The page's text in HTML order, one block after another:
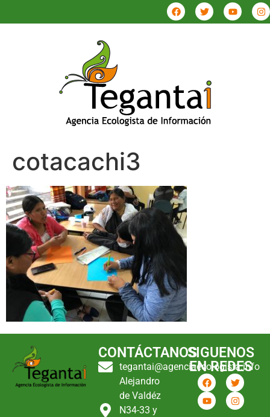
cotacachi3
CONTÁCTANOS
tegantai@agenciaecologista.info
Alejandro
de Valdéz
N34-33 y
SIGUENOS
EN REDES